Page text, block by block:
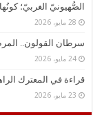
الصُّهيونيّ الغربيّ؛
28 مايو، 2026
سرطان القولون..
24 مايو، 2026
قراءة في المعترك الراهن 22 مايو… وحدة الأرض
23 مايو، 2026